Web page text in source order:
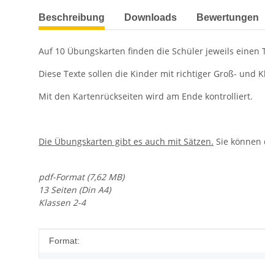
weitere Registerkarten anzeigen
Beschreibung Downloads Bewertungen
Auf 10 Übungskarten finden die Schüler jeweils einen
Diese Texte sollen die Kinder mit richtiger Groß- und
Mit den Kartenrückseiten wird am Ende kontrolliert.
Die Übungskarten gibt es auch mit Sätzen. Sie können
pdf-Format (7,62 MB)
13 Seiten (Din A4)
Klassen 2-4
Produkteigenschaft
Wert
Format: